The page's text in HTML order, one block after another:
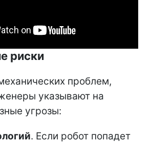
риски
проблем,
указывают на
угрозы:
. Если робот попадет